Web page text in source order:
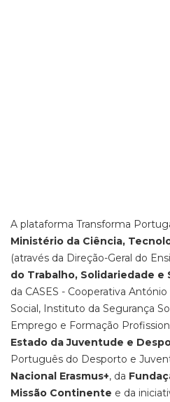
A plataforma Transforma
Ministério da Ciência,
(através da Direção-Geral do
do Trabalho, Solidariedade e
da CASES - Cooperativa
Social, Instituto da Segurança
Emprego e Formação
Estado da Juventude e
Português do Desporto e
Nacional Erasmus+, da
Missão Continente e da